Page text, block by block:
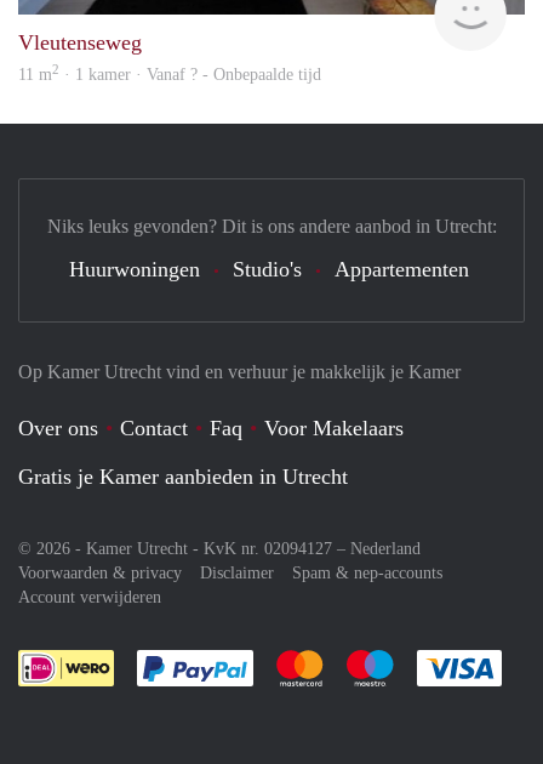
Vleutenseweg
11 m2 · 1 kamer · Vanaf ? - Onbepaalde tijd
Op Kamer Utrecht vind en verhuur je makkelijk je Kamer
Over ons Contact Faq
Voor Makelaars
Gratis je Kamer aanbieden in Utrecht
© 2026 - Kamer Utrecht - KvK nr. 02094127 – Nederland
Voorwaarden & privacy
Disclaimer
Spam & nep-accounts
Account verwijderen
Je rekent gemakkelijk af met Paypal
Je rekent gemakkelijk af met
Je rekent
Niks leuks gevonden? Dit is ons andere aanbod in Utrecht:
Huurwoningen Studio's Appartementen